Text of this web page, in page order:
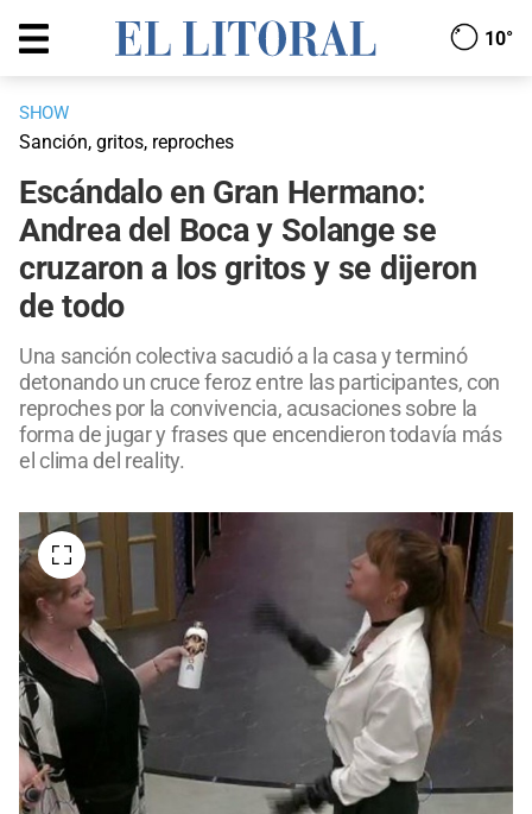
10°
SHOW
Sanción, gritos, reproches
Escándalo en Gran Hermano:
Andrea del Boca y Solange se
cruzaron a los gritos y se dijeron
de todo
Una sanción colectiva sacudió a la casa y terminó
detonando un cruce feroz entre las participantes, con
reproches por la convivencia, acusaciones sobre la
forma de jugar y frases que encendieron todavía más
el clima del reality.